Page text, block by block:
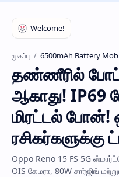
Hidden Menu
Hidden Menu
முகப்பு 6500mAh Battery
தண்ணீரில்
ஆகாது! IP69
மிரட்டல் போன்!
ரசிகர்களுக்கு
Oppo Reno 15 FS 5G
OIS கேமரா, 80W சார்ஜிங்